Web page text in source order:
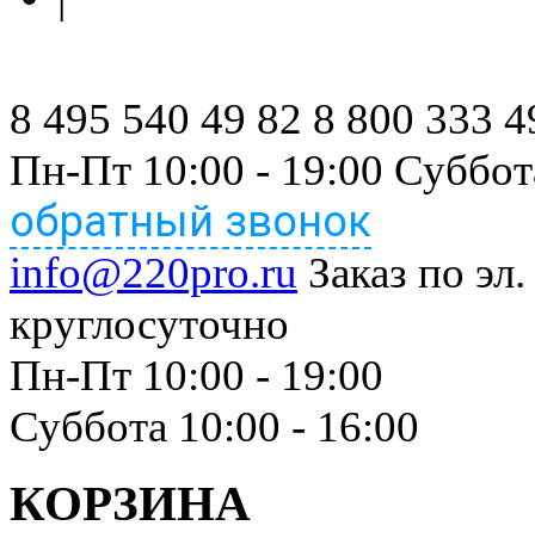
8 495 540 49 82 8 800 333
Пн-Пт 10:00 - 19:00
обратный звонок
info@220pro.ru Заказ по
круглосуточно
Пн-Пт 10:00 - 19:00
Суббота 10:00 - 16:00
КОРЗИНА